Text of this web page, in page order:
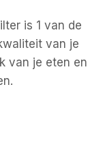
is 1 van de
van je
van je eten en